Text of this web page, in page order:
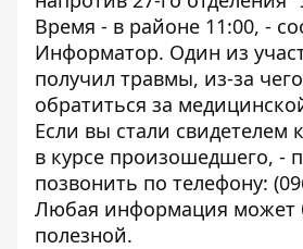
Время - в районе 11:00, -
Информатор. Один из
получил травмы, из-за
обратиться за
Если вы стали свидетелем
в курсе произошедшего, -
позвонить по телефону:
Любая информация может
полезной.